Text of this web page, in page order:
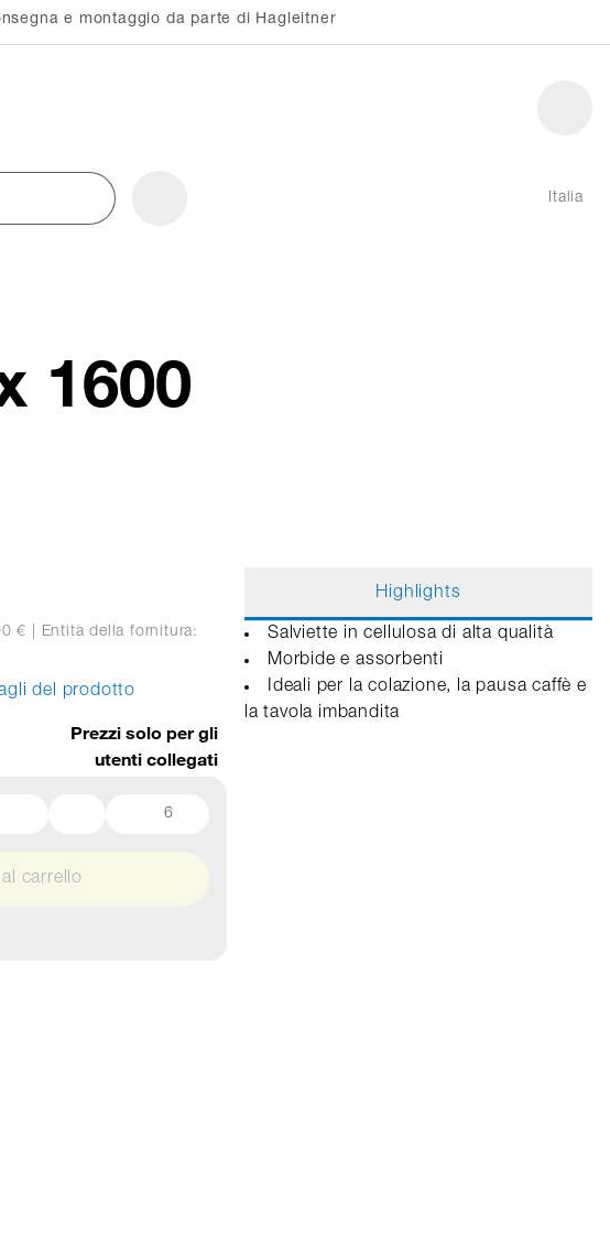
e montaggio da parte di Hagleitner
Italia
1600
€ | Entità della fornitura:
del prodotto
Prezzi solo per gli
utenti collegati
6
carrello
Highlights
Salviette in cellulosa di alta qualità
Morbide e assorbenti
Ideali per la colazione, la pausa caffè e
la tavola imbandita